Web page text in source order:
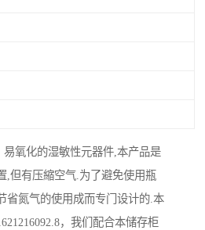
氧化的湿敏性元器件,本产品是
,但有压縮空气.为了避免使用瓶
省氮气的使用成而专门设计的.本
，我们配合本储存柜